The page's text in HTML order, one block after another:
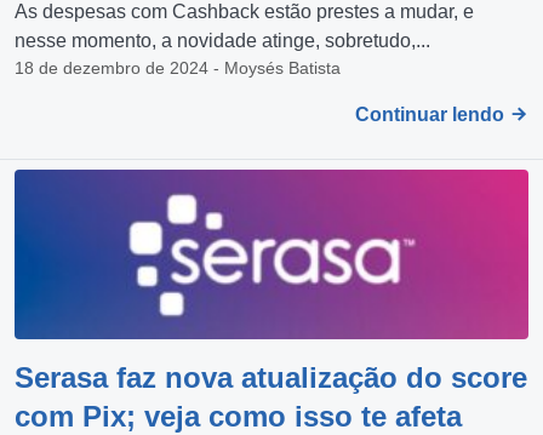
As despesas com Cashback estão prestes a mudar, e
nesse momento, a novidade atinge, sobretudo,...
18 de dezembro de 2024 - Moysés Batista
Continuar lendo
Serasa faz nova atualização do score
com Pix; veja como isso te afeta